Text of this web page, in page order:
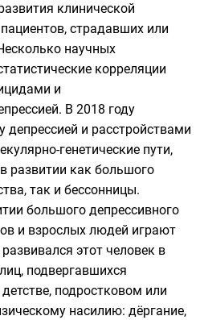
клинической
страдавших или
научных
корреляции
и
В 2018 году
депрессией и расстройствами
генетические пути,
развитии как большого
так и бессонницы.
большого депрессивного
и взрослых людей играют
этот человек в
подвергавшихся
, подростковом или
насилию: дёргание,